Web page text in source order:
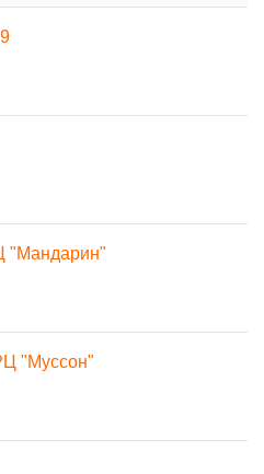
"Мандарин"
"Муссон"